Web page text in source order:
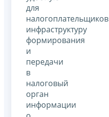
для
налогоплательщиков
инфраструктуру
формирования
и
передачи
в
налоговый
орган
информации